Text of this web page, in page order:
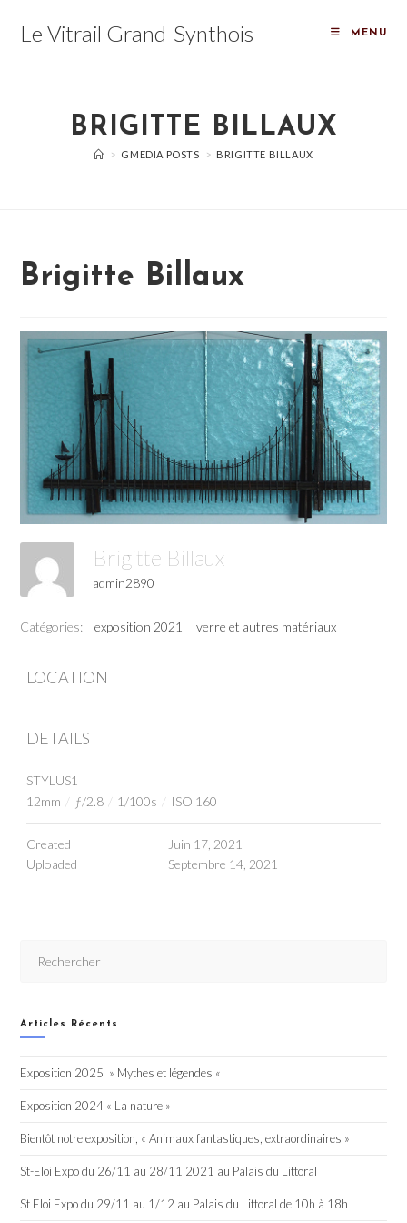
Le Vitrail Grand-Synthois MENU
BRIGITTE BILLAUX
> GMEDIA POSTS > BRIGITTE BILLAUX
Brigitte Billaux
Brigitte Billaux
admin2890
Catégories: exposition 2021 verre et autres matériaux
LOCATION
DETAILS
STYLUS1
12mm / ƒ/2.8 / 1/100s / ISO 160
Created
Juin 17, 2021
Uploaded
Septembre 14, 2021
Articles Récents
Exposition 2025 » Mythes et légendes «
Exposition 2024 « La nature »
Bientôt notre exposition, « Animaux fantastiques, extraordinaires »
St-Eloi Expo du 26/11 au 28/11 2021 au Palais du Littoral
St Eloi Expo du 29/11 au 1/12 au Palais du Littoral de 10h à 18h